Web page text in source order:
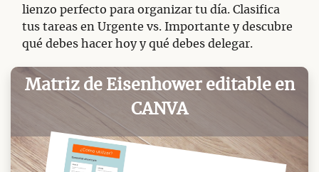
lienzo perfecto para organizar tu día. Clasifica
tus tareas en Urgente vs. Importante y descubre
qué debes hacer hoy y qué debes delegar.
Matriz de Eisenhower editable en
CANVA